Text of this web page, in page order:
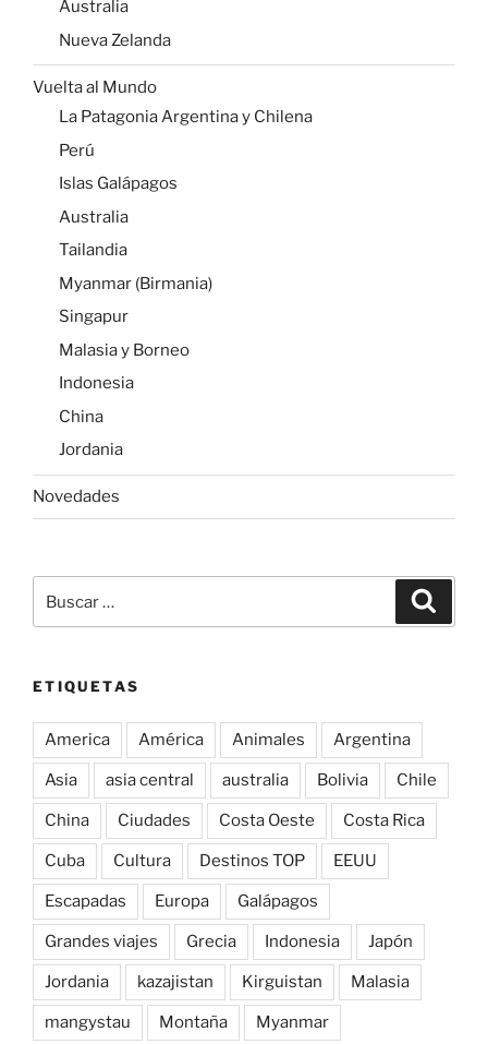
Australia
Nueva Zelanda
Vuelta al Mundo
La Patagonia Argentina y Chilena
Perú
Islas Galápagos
Australia
Tailandia
Myanmar (Birmania)
Singapur
Malasia y Borneo
Indonesia
China
Jordania
Novedades
por:
ETIQUETAS
America América Animales Argentina
Asia asia central australia Bolivia Chile
China Ciudades Costa Oeste Costa Rica
Cuba Cultura Destinos TOP EEUU
Escapadas Europa Galápagos
Grandes viajes Grecia Indonesia Japón
Jordania kazajistan Kirguistan Malasia
mangystau Montaña Myanmar